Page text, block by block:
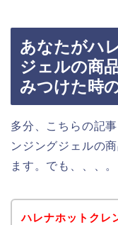
あなたがハ
ジェルの商
みつけた時
多分、こちらの記
ンジングジェルの
ます。でも、、、。
ハレナホットクレ